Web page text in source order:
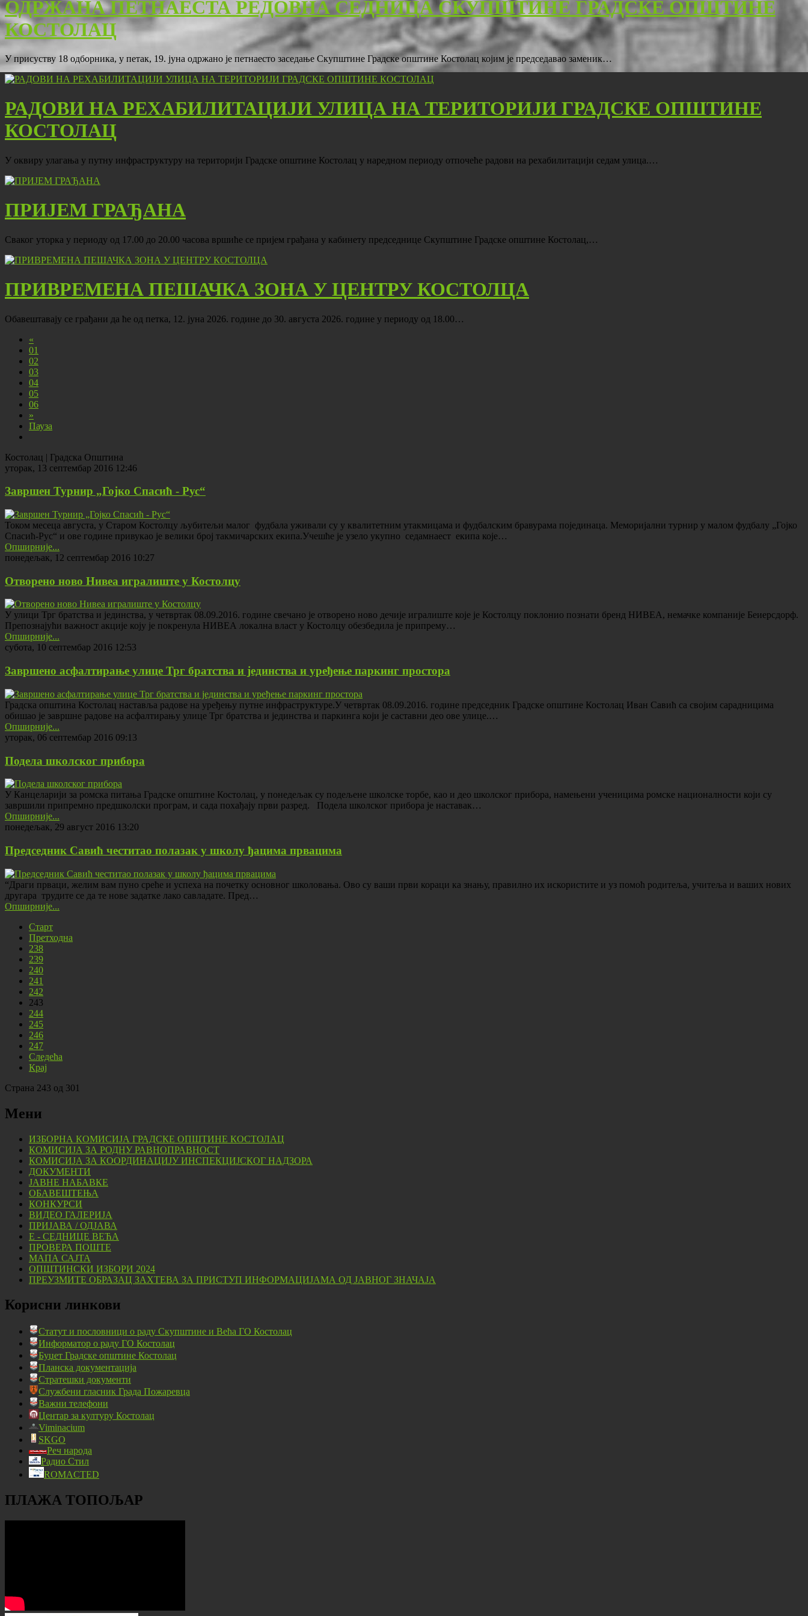
ОДРЖАНА ПЕТНАЕСТА РЕДОВНА СЕДНИЦА СКУПШТИНЕ ГРАДСКЕ ОПШТИНЕ
КОСТОЛАЦ
У присуству 18 одборника, у петак, 19. јуна одржано је петнаесто заседање Скупштине Градске општине Костолац којим је председавао заменик…
РАДОВИ НА РЕХАБИЛИТАЦИЈИ УЛИЦА НА ТЕРИТОРИЈИ ГРАДСКЕ ОПШТИНЕ
КОСТОЛАЦ
У оквиру улагања у путну инфраструктуру на територији Градске општине Костолац у наредном периоду отпочеће радови на рехабилитацији седам улица.…
ПРИЈЕМ ГРАЂАНА
Сваког уторка у периоду од 17.00 до 20.00 часова вршиће се пријем грађана у кабинету председнице Скупштине Градске општине Костолац,…
ПРИВРЕМЕНА ПЕШАЧКА ЗОНА У ЦЕНТРУ КОСТОЛЦА
Обавештавају се грађани да ће од петка, 12. јуна 2026. године до 30. августа 2026. године у периоду од 18.00…
«
01
02
03
04
05
06
»
Пауза
Костолац | Градска Општина
уторак, 13 септембар 2016 12:46
Завршен Турнир „Гојко Спасић - Рус“
Током месеца августа, у Старом Костолцу љубитељи малог фудбала уживали су у квалитетним утакмицама и фудбалским бравурама појединаца. Меморијални турнир у малом фудбалу „Гојко
Спасић-Рус“ и ове године привукао је велики број такмичарских екипа.Учешће је узело укупно седамнаест екипа које…
Опширније...
понедељак, 12 септембар 2016 10:27
Отворено ново Нивеа игралиште у Костолцу
У улици Трг братства и јединства, у четвртак 08.09.2016. године свечано је отворено ново дечије игралиште које је Костолцу поклонио познати бренд НИВЕА, немачке компаније Беиерсдорф.
Препознајући важност акције коју је покренула НИВЕА локална власт у Костолцу обезбедила је припрему…
Опширније...
субота, 10 септембар 2016 12:53
Завршено асфалтирање улице Трг братства и јединства и уређење паркинг простора
Градска општина Костолац наставља радове на уређењу путне инфраструктуре.У четвртак 08.09.2016. године председник Градске општине Костолац Иван Савић са својим сарадницима
обишао је завршне радове на асфалтирању улице Трг братства и јединства и паркинга који је саставни део ове улице.…
Опширније...
уторак, 06 септембар 2016 09:13
Подела школског прибора
У Канцеларији за ромска питања Градске општине Костолац, у понедељак су подељене школске торбе, као и део школског прибора, намењени ученицима ромске националности који су
завршили припремно предшколски програм, и сада похађају први разред. Подела школског прибора је наставак…
Опширније...
понедељак, 29 август 2016 13:20
Председник Савић честитао полазак у школу ђацима првацима
“Драги прваци, желим вам пуно среће и успеха на почетку основног школовања. Ово су ваши први кораци ка знању, правилно их искористите и уз помоћ родитеља, учитеља и ваших нових
другара трудите се да те нове задатке лако савладате. Пред…
Опширније...
Старт
Претходна
238
239
240
241
242
243
244
245
246
247
Следећа
Крај
Страна 243 од 301
Мени
ИЗБОРНА КОМИСИЈА ГРАДСКЕ ОПШТИНЕ КОСТОЛАЦ
КОМИСИЈА ЗА РОДНУ РАВНОПРАВНОСТ
КОМИСИЈА ЗА КООРДИНАЦИЈУ ИНСПЕКЦИЈСКОГ НАДЗОРА
ДОКУМЕНТИ
ЈАВНЕ НАБАВКЕ
ОБАВЕШТЕЊА
КОНКУРСИ
ВИДЕО ГАЛЕРИЈА
ПРИЈАВА / ОДЈАВА
Е - СЕДНИЦЕ ВЕЋА
ПРОВЕРА ПОШТЕ
МАПА САЈТА
ОПШТИНСКИ ИЗБОРИ 2024
ПРЕУЗМИТЕ ОБРАЗАЦ ЗАХТЕВА ЗА ПРИСТУП ИНФОРМАЦИЈАМА ОД ЈАВНОГ ЗНАЧАЈА
Корисни линкови
Статут и пословници о раду Скупштине и Већа ГО Костолац
Информатор о раду ГО Костолац
Буџет Градске општине Костолац
Планска документација
Стратешки документи
Службени гласник Града Пожаревца
Важни телефони
Центар за културу Костолац
Viminacium
SKGO
Реч народа
Радио Стил
ROMACTED
ПЛАЖА ТОПОЉАР